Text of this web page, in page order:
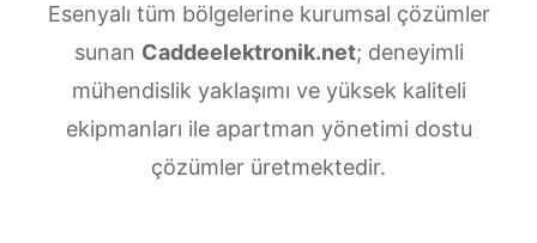
Esenyalı tüm bölgelerine kurumsal çözümler
sunan Caddeelektronik.net; deneyimli
mühendislik yaklaşımı ve yüksek kaliteli
ekipmanları ile apartman yönetimi dostu
çözümler üretmektedir.